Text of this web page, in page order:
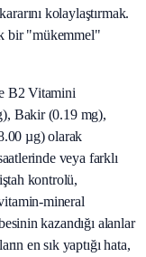
kolaylaştırmak.
bir "mükemmel"
B2 Vitamini
Bakir (0.19 mg),
µg) olarak
veya farklı
kontrolü,
mineral
kazandığı alanlar
en sık yaptığı hata,